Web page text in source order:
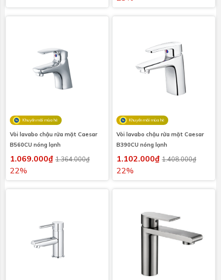
Khuyến mãi mùa hè
Vòi lavabo chậu rửa mặt Caesar
B560CU nóng lạnh
1.069.000₫ 1.364.000₫
22%
Khuyến mãi mùa hè
Vòi lavabo chậu rửa mặt Caesar
B390CU nóng lạnh
1.102.000₫ 1.408.000₫
22%